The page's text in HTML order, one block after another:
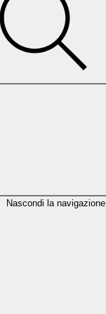
Nascondi la navigazione